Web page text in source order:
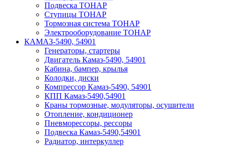
Подвеска ТОНАР
Ступицы ТОНАР
Тормозная система ТОНАР
Электрооборудование ТОНАР
КАМАЗ-5490, 54901
Генераторы, стартеры
Двигатель Камаз-5490, 54901
Кабина, бампер, крылья
Колодки, диски
Компрессор Камаз-5490, 54901
КПП Камаз-5490,54901
Краны тормозные, модуляторы, осушители
Отопление, кондиционер
Пневморессоры, рессоры
Подвеска Камаз-5490,54901
Радиатор, интеркуллер